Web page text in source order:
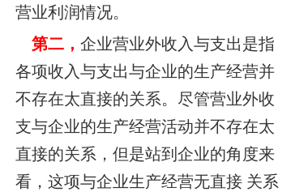
营业利润情况。
第二，企业营业外收入与支出是指
各项收入与支出与企业的生产经营并
不存在太直接的关系。尽管营业外收
支与企业的生产经营活动并不存在太
直接的关系，但是站到企业的角度来
看，这项与企业生产经营无直接 关系